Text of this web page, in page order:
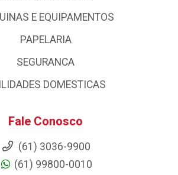
E EQUIPAMENTOS
PAPELARIA
SEGURANCA
DOMESTICAS
Fale Conosco
(61) 3036-9900
(61) 99800-0010